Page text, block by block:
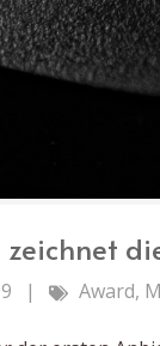
| Award,